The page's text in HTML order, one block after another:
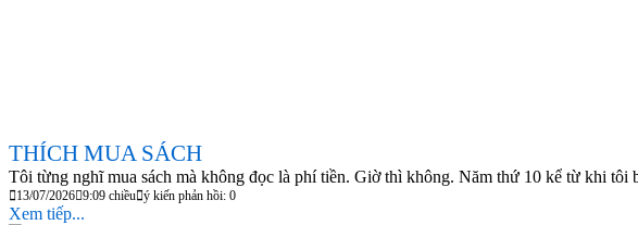
THÍCH MUA SÁCH
Tôi từng nghĩ mua sách mà không đọc là phí tiền. Giờ thì không. Năm thứ 10 kể từ khi tôi
13/07/2026 9:09 chiều ý kiến phản hồi: 0
Xem tiếp...